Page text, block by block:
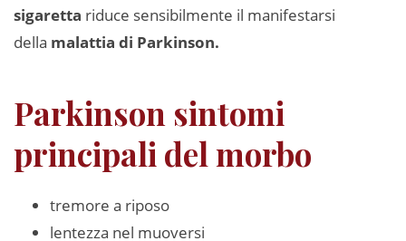
sigaretta riduce sensibilmente il manifestarsi
della malattia di Parkinson.
Parkinson sintomi
principali del morbo
tremore a riposo
lentezza nel muoversi